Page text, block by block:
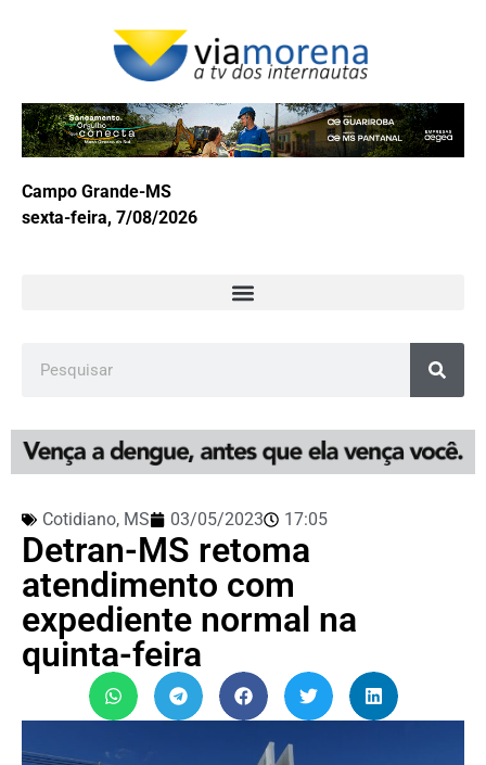
Campo Grande-MS
sexta-feira, 7/08/2026
Cotidiano, MS 03/05/2023 17:05
Detran-MS retoma
atendimento com
expediente normal na
quinta-feira